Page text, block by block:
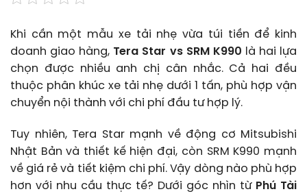
Khi cần một mẫu xe tải nhẹ vừa túi tiền để kinh
doanh giao hàng, Tera Star vs SRM K990 là hai lựa
chọn được nhiều anh chị cân nhắc. Cả hai đều
thuộc phân khúc xe tải nhẹ dưới 1 tấn, phù hợp vận
chuyển nội thành với chi phí đầu tư hợp lý.
Tuy nhiên, Tera Star mạnh về động cơ Mitsubishi
Nhật Bản và thiết kế hiện đại, còn SRM K990 mạnh
về giá rẻ và tiết kiệm chi phí. Vậy dòng nào phù hợp
hơn với nhu cầu thực tế? Dưới góc nhìn từ Phú Tài